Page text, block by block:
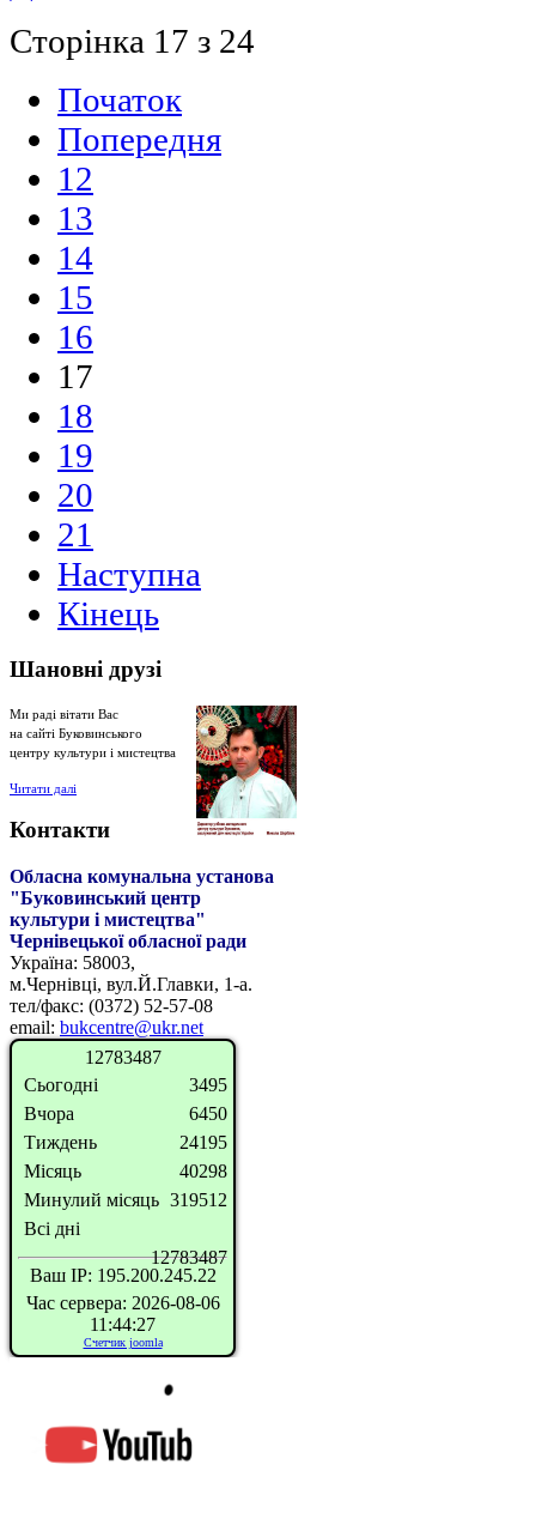
Сторінка 17 з 24
Початок
Попередня
12
13
14
15
16
17
18
19
20
21
Наступна
Кінець
Шановні друзі
Ми раді вітати Вас
на сайті Буковинського
центру культури і мистецтва
Читати далі
Контакти
Обласна комунальна установа
"Буковинський центр
культури і мистецтва"
Чернівецької обласноїради
Україна: 58003,
м.Чернівці, вул.Й.Главки, 1-а.
тел/факс: (0372) 52-57-08
email: bukcentre@ukr.net
1 2783487
Сьогодні
Вчора
Тиждень
Місяць
Минулий місяць
Всі дні
3495
6450
24195
40298
319512
12783487
Ваш IP: 195.200.245.22
Час сервера: 2026-08-06
11:44:27
Счетчик joomla